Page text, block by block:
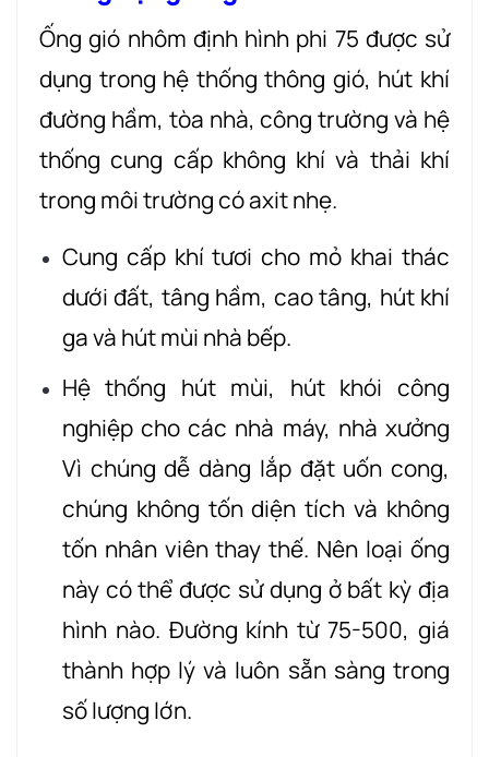
Ống gió nhôm định hình phi 75 được sử
dụng trong hệ thống thông gió, hút khí
đường hầm, tòa nhà, công trường và hệ
thống cung cấp không khí và thải khí
trong môi trường có axit nhẹ.
Cung cấp khí tươi cho mỏ khai thác
dưới đất, tâng hầm, cao tâng, hút khí
ga và hút mùi nhà bếp.
Hệ thống hút mùi, hút khói công
nghiệp cho các nhà máy, nhà xưởng
Vì chúng dễ dàng lắp đặt uốn cong,
chúng không tốn diện tích và không
tốn nhân viên thay thế. Nên loại ống
này có thể được sử dụng ở bất kỳ địa
hình nào. Đường kính từ 75-500, giá
thành hợp lý và luôn sẵn sàng trong
số lượng lớn.